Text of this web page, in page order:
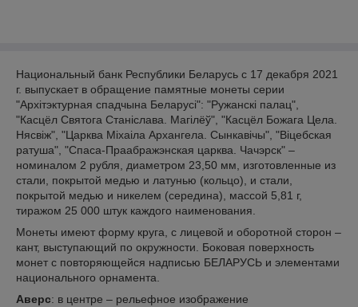
Национальный банк Республики Беларусь с 17 декабря 2021
г. выпускает в обращение памятные монеты серии
"Архітэктурная спадчына Беларусі": "Ружанскі палац",
"Касцёл Святога Станіслава. Магілёў", "Касцёл Божага Цела.
Нясвіж", "Царква Міхаіла Архангела. Сынкавічы", "Віцебская
ратуша", "Спаса-Праабражэнская царква. Чачэрск" –
номиналом 2 рубля, диаметром 23,50 мм, изготовленные из
стали, покрытой медью и латунью (кольцо), и стали,
покрытой медью и никелем (середина), массой 5,81 г,
тиражом 25 000 штук каждого наименования.
Монеты имеют форму круга, с лицевой и оборотной сторон –
кант, выступающий по окружности. Боковая поверхность
монет с повторяющейся надписью БЕЛАРУСЬ и элементами
национального орнамента.
Аверс: в центре – рельефное изображение